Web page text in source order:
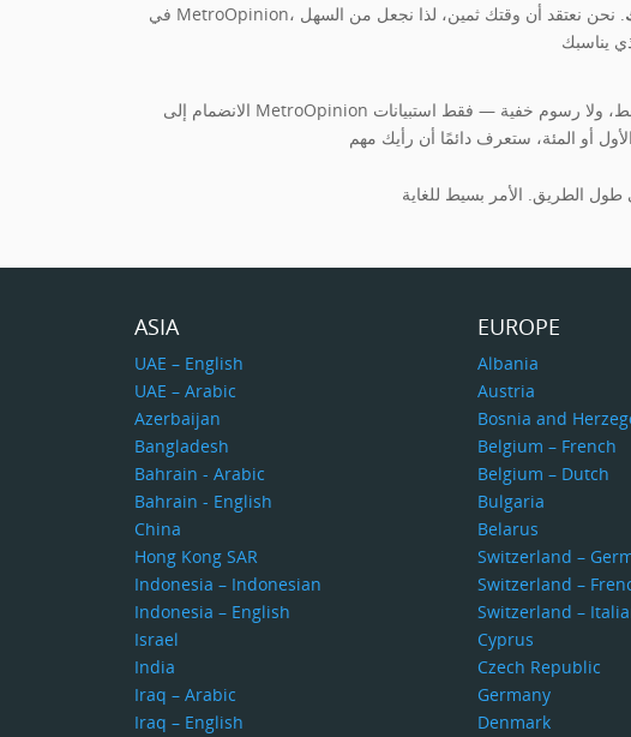
. نحن نعتقد أن وقتك ثمين، لذا نجعل من السهل
الانضمام إلى MetroOpinion يعني الانضمام إلى مجتمع عالمي موثوق. نحن نعمل مع شركاء موثوقين ونضمن أن بياناتك تتم معالجتها بأمان. لا يوجد ضغط، ولا رسوم خفية — فقط استبيانات
ASIA
UAE – English
UAE – Arabic
Azerbaijan
Bangladesh
Bahrain - Arabic
Bahrain - English
China
Hong Kong SAR
Indonesia – Indonesian
Indonesia – English
Israel
India
Iraq – Arabic
Iraq – English
EUROPE
Albania
Austria
Bosnia and
Belgium – French
Belgium – Dutch
Bulgaria
Belarus
Switzerland –
Switzerland –
Switzerland –
Cyprus
Czech Republic
Germany
Denmark